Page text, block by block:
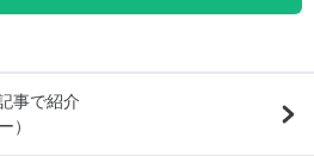
事で紹介
）